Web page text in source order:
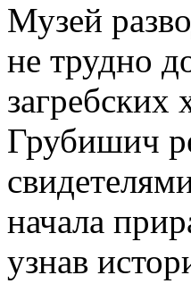
Музей
не трудно
Грубишич
начала
узнав